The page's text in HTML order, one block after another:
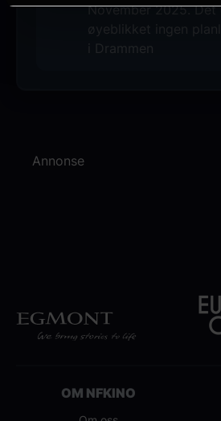
November 2025. Det
i Drammen
Annonse
OM NFKINO